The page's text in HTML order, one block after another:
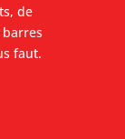
de
faut.